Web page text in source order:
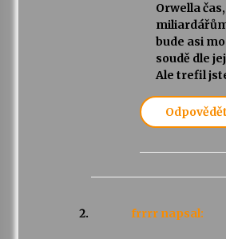
Orwella
bude asi
soudě dle
Ale trefil
Odpovědět
frrrr napsal: